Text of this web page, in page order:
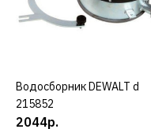
КУПИТЬ
Водосборник DEWALT d
215852
2044р.